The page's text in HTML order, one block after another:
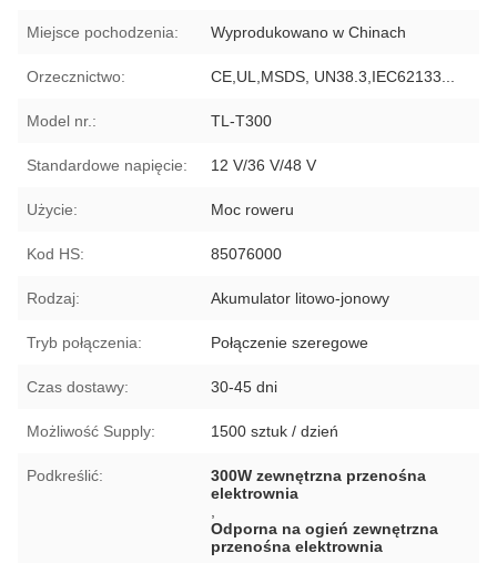
Miejsce pochodzenia: Wyprodukowano w Chinach
Orzecznictwo: CE,UL,MSDS, UN38.3,IEC62133...
Model nr.: TL-T300
Standardowe napięcie: 12 V/36 V/48 V
Użycie: Moc roweru
Kod HS: 85076000
Rodzaj: Akumulator litowo-jonowy
Tryb połączenia: Połączenie szeregowe
Czas dostawy: 30-45 dni
Możliwość Supply: 1500 sztuk / dzień
Podkreślić:
300W zewnętrzna przenośna
elektrownia
Odporna na ogień zewnętrzna
przenośna elektrownia